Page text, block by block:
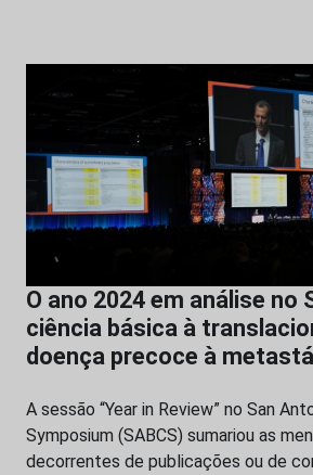
O ano 2024 em análise no
ciência básica à
doença precoce à
A sessão “Year in Review” no San
Symposium (SABCS) sumariou as
decorrentes de publicações ou de